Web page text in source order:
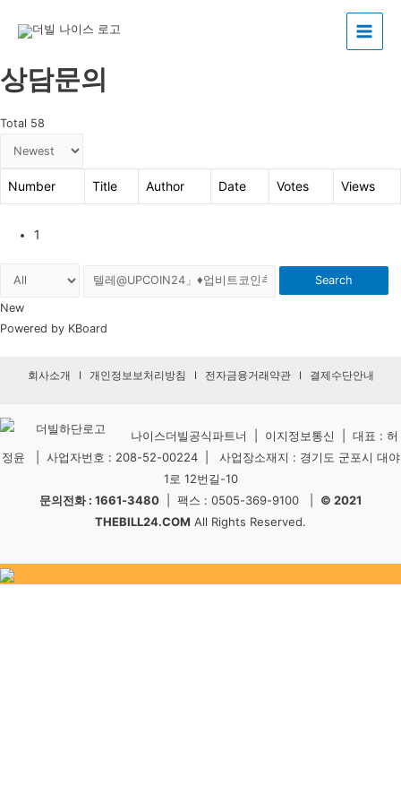
Main
상담문의
Total 58
Number Title Author Date Votes Views
1
Search
New
Powered by KBoard
회사소개 I 개인정보보처리방침 I 전자금융거래약관I 결제수단안내
나이스더빌공식파트너 | 이지정보통신 | 대표 : 허
정윤 | 사업자번호 : 208-52-00224 | 사업장소재지 : 경기도 군포시 대야
1로 12번길-10
문의전화 : 1661-3480 | 팩스 : 0505-369-9100 | © 2021
THEBILL24.COM All Rights Reserved.